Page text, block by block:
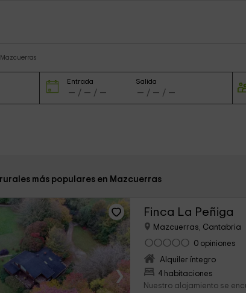
Mazcuerras
Entrada Salida
más populares en Mazcuerras
›
Finca La Peñiga
Mazcuerras, Cantabria
0 opiniones
Alquiler íntegro
4 habitaciones
Nuestro alojamiento se